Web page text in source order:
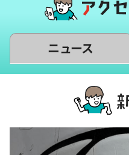
ニュース